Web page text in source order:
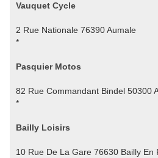
Vauquet Cycle
2 Rue Nationale 76390 Aumale
*
Pasquier Motos
82 Rue Commandant Bindel 50300
*
Bailly Loisirs
10 Rue De La Gare 76630 Bailly En